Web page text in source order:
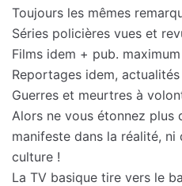
Toujours les mêmes
Séries policières vues et
Films idem + pub. maximum
Reportages idem,
Guerres et meurtres à
Alors ne vous étonnez plus
manifeste dans la réalité,
culture !
La TV basique tire vers le